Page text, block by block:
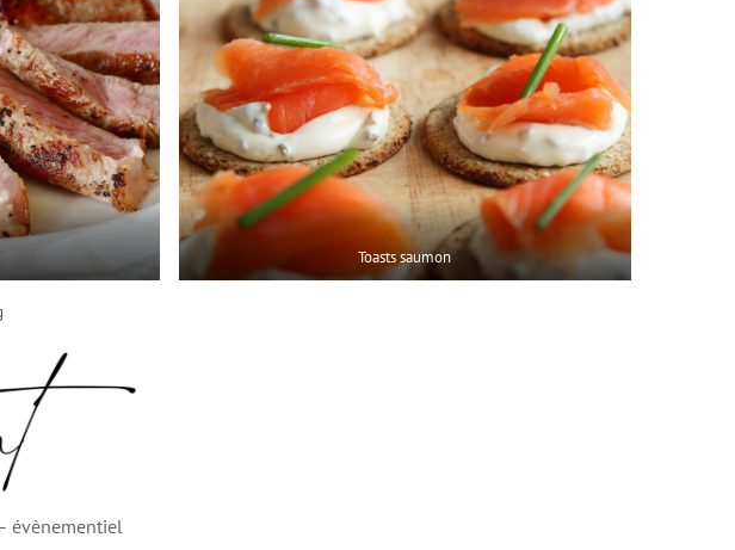
Toasts saumon
évènementiel